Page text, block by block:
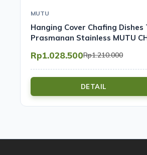
MUTU
Hanging Cover Chafing Dishes
Prasmanan Stainless MUTU
Rp1.028.500Rp1.210.000
DETAIL